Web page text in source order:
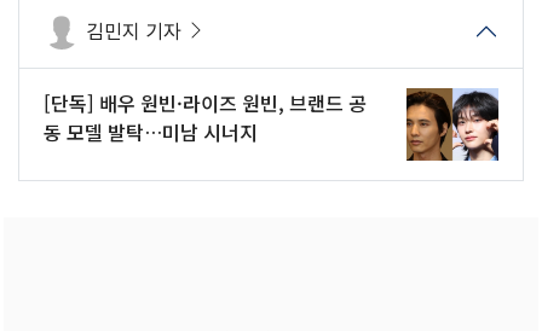
김민지 기자
[단독] 배우 원빈·라이즈 원빈, 브랜드 공
동 모델 발탁…미남 시너지